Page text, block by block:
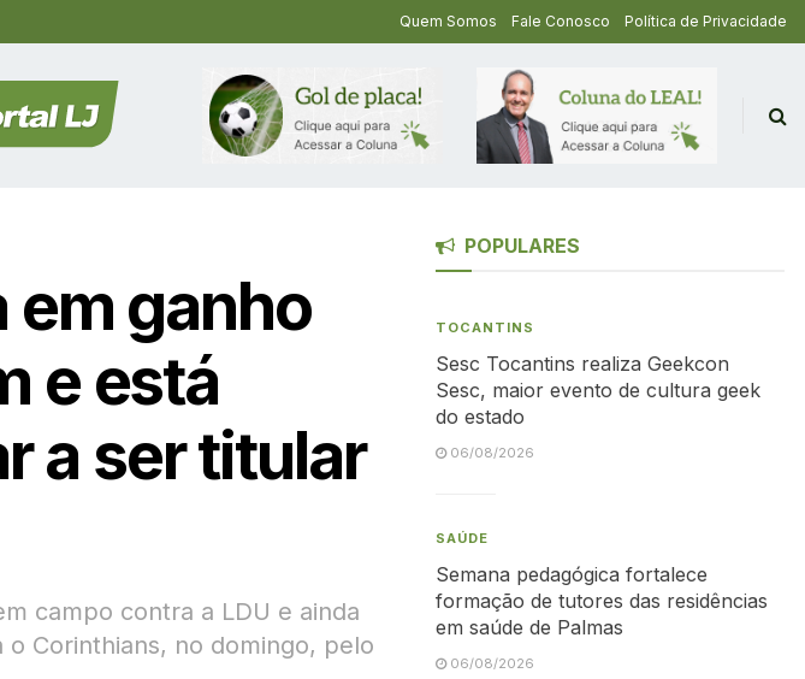
Quem Somos Fale Conosco Política de Privacidade
em ganho
e está
a ser titular
campo contra a LDU e ainda
Corinthians, no domingo, pelo
POPULARES
TOCANTINS
Sesc Tocantins realiza Geekcon
Sesc, maior evento de cultura geek
do estado
06/08/2026
SAÚDE
Semana pedagógica fortalece
formação de tutores das residências
em saúde de Palmas
06/08/2026